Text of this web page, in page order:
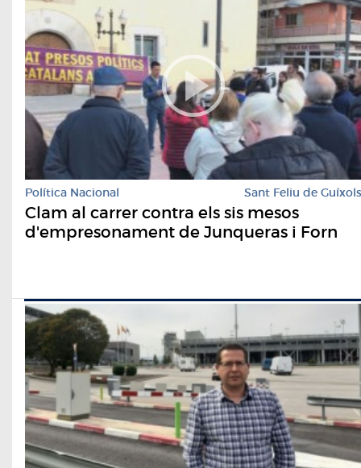
Política Nacional Sant Feliu de Guíxols
Clam al carrer contra els sis mesos
d'empresonament de Junqueras i Forn